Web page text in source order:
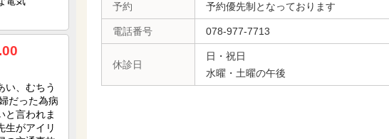
予約 予約優先制となっております
電話番号 078-977-7713
休診日
日・祝日
水曜・土曜の午後